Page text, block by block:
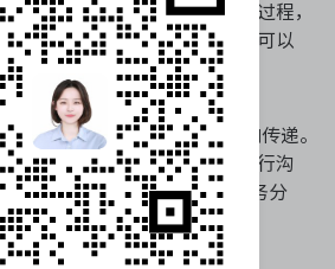
应公开任务分配的依据和决策过程，
他们被分配到特定的任务，这可以
生的疑虑。
沟通不仅仅是任务分配时的单向传递。
目管理者应定期与团队成员进行沟
困难，并根据实际情况调整任务分